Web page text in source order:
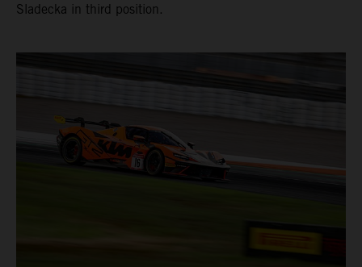
Sladecka in third position.